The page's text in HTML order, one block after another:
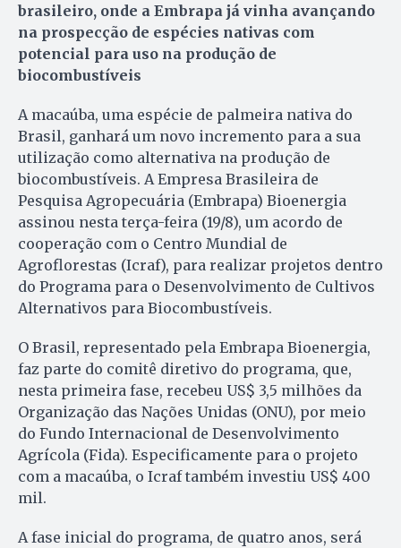
brasileiro, onde a Embrapa já vinha avançando
na prospecção de espécies nativas com
potencial para uso na produção de
biocombustíveis
A macaúba, uma espécie de palmeira nativa do
Brasil, ganhará um novo incremento para a sua
utilização como alternativa na produção de
biocombustíveis. A Empresa Brasileira de
Pesquisa Agropecuária (Embrapa) Bioenergia
assinou nesta terça-feira (19/8), um acordo de
cooperação com o Centro Mundial de
Agroflorestas (Icraf), para realizar projetos dentro
do Programa para o Desenvolvimento de Cultivos
Alternativos para Biocombustíveis.
O Brasil, representado pela Embrapa Bioenergia,
faz parte do comitê diretivo do programa, que,
nesta primeira fase, recebeu US$ 3,5 milhões da
Organização das Nações Unidas (ONU), por meio
do Fundo Internacional de Desenvolvimento
Agrícola (Fida). Especificamente para o projeto
com a macaúba, o Icraf também investiu US$ 400
mil.
A fase inicial do programa, de quatro anos, será